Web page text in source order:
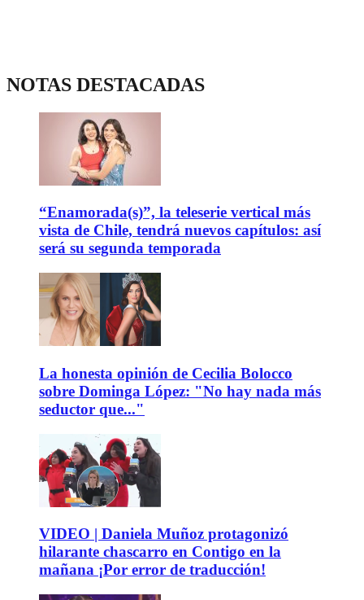
NOTAS DESTACADAS
“Enamorada(s)”, la teleserie vertical más
vista de Chile, tendrá nuevos capítulos: así
será su segunda temporada
La honesta opinión de Cecilia Bolocco
sobre Dominga López: "No hay nada más
seductor que..."
VIDEO | Daniela Muñoz protagonizó
hilarante chascarro en Contigo en la
mañana ¡Por error de traducción!